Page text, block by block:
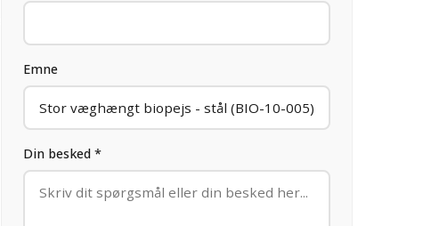
Emne
Din besked *